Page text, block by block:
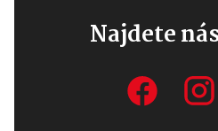
Najdete